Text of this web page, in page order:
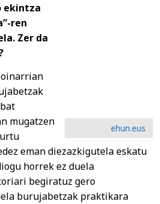
ehun.eus
ekintza
ren
Zer da
mugatzen
eman diezazkigutela eskatu
horrek ez duela
begiratuz gero
burujabetzak praktikara